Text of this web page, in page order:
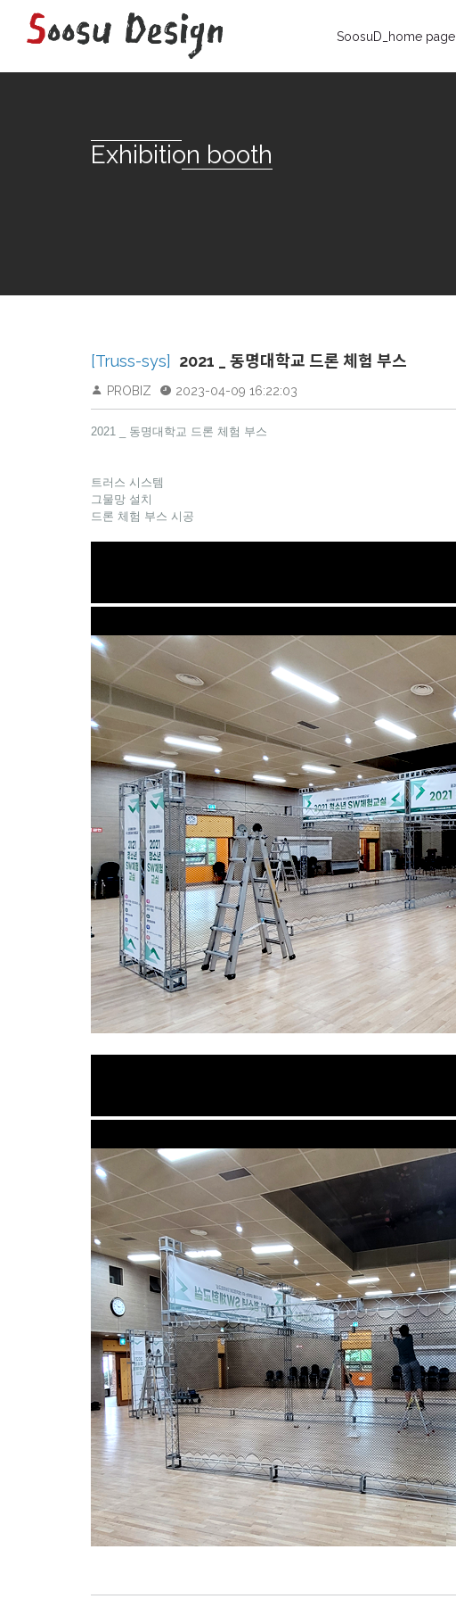
SoosuD_home page
Exhibition booth
[Truss-sys] 2021 _ 동명대학교 드론 체험 부스
PROBIZ 2023-04-09 16:22:03
2021 _ 동명대학교 드론 체험 부스
트러스 시스템
그물망 설치
드론 체험 부스 시공